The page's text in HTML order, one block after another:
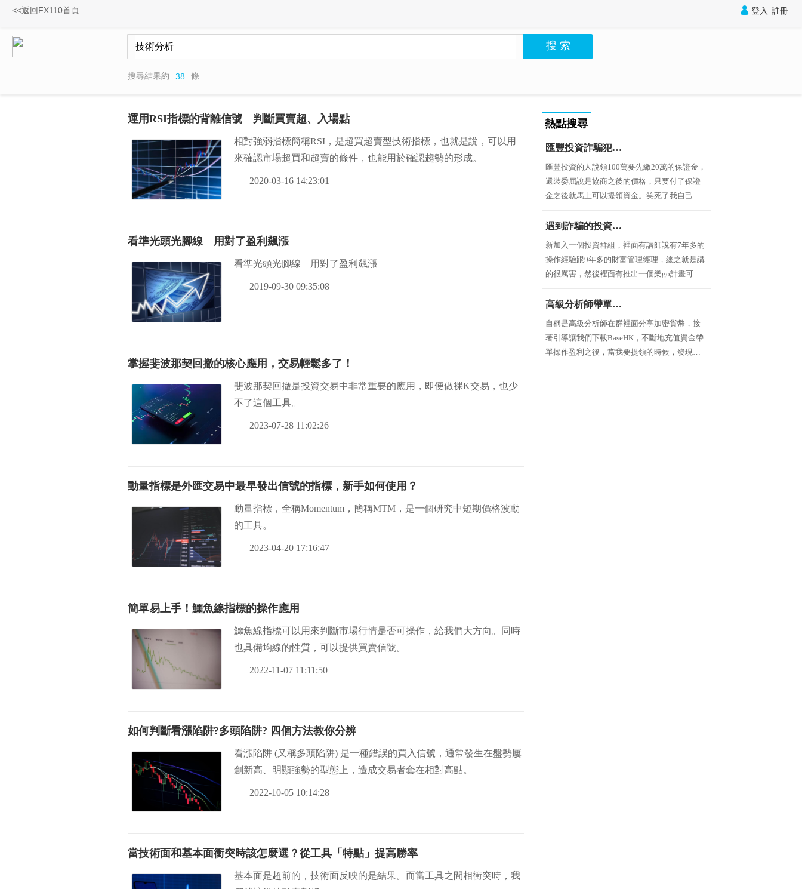
<<返回FX110首頁  登入 註冊
搜 索
搜尋結果約 38 條
運用RSI指標的背離信號 判斷買賣超、入場點
相對強弱指標簡稱RSI，是超買超賣型技術指標，也就是說，可以用
來確認市場超買和超賣的條件，也能用於確認趨勢的形成。
2020-03-16 14:23:01
看準光頭光腳線 用對了盈利飆漲
看準光頭光腳線 用對了盈利飆漲
2019-09-30 09:35:08
掌握斐波那契回撤的核心應用，交易輕鬆多了！
斐波那契回撤是投資交易中非常重要的應用，即便做裸K交易，也少
不了這個工具。
2023-07-28 11:02:26
動量指標是外匯交易中最早發出信號的指標，新手如何使用？
動量指標，全稱Momentum，簡稱MTM，是一個研究中短期價格波動
的工具。
2023-04-20 17:16:47
簡單易上手！鱷魚線指標的操作應用
鱷魚線指標可以用來判斷市場行情是否可操作，給我們大方向。同時
也具備均線的性質，可以提供買賣信號。
2022-11-07 11:11:50
如何判斷看漲陷阱?多頭陷阱? 四個方法教你分辨
看漲陷阱 (又稱多頭陷阱) 是一種錯誤的買入信號，通常發生在盤勢屢
創新高、明顯強勢的型態上，造成交易者套在相對高點。
2022-10-05 10:14:28
當技術面和基本面衝突時該怎麼選？從工具「特點」提高勝率
基本面是超前的，技術面反映的是結果。而當工具之間相衝突時，我
熱點搜尋
匯豐投資詐騙犯，要繳保證金不然就扣著不給錢
匯豐投資的人說領100萬要先繳20萬的保證金，
還裝委屈說是協商之後的價格，只要付了保證
金之後就馬上可以提領資金。笑死了我自己的
人都是一夥的詐騙犯遇到詐騙的投資群組，用樂go計劃誘騙投資
新加入一個投資群組，裡面有講師說有7年多的
操作經驗跟9年多的財富管理經理，總之就是講
的很厲害，然後裡面有推出一個樂go計畫可以
利，看了很久真的很心動被說服先是投資了1萬
高級分析師帶單操作要我們下載的BaseHK是詐騙不能提領
自稱是高級分析師在群裡面分享加密貨幣，接
著引導讓我們下載BaseHK，不斷地充值資金帶
單操作盈利之後，當我要提領的時候，發現根